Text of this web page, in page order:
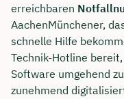
erreichbaren
AachenMünchener,
schnelle Hilfe
Technik-Hotline
Software umgehend
zunehmend